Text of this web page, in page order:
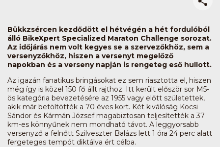
Bükkzsércen kezdődött el hétvégén a hét fordulóból
álló BikeXpert Specialized Maraton Challenge sorozat.
Az időjárás nem volt kegyes se a szervezőkhöz, sem a
versenyzőkhöz, hiszen a versenyt megelőző
napokban és a verseny napján is rengeteg eső hullott.
Az igazán fanatikus bringásokat ez sem riasztotta el, hiszen
még így is közel 150 fő állt rajthoz. Itt került először sor M5-
ös kategória bevezetésére az 1955 vagy előtt születettek,
akik már betöltötték a 70 éves kort. Két kiválóság Kocsi
Sándor és Kármán József magabiztosan teljesítették a 37
km-es könnyűnek nem mondható távot. A leggyorsabb
versenyző a felnőtt Szilveszter Balázs lett 1 óra 24 perc alatt
fergeteges tempót diktálva ért célba.